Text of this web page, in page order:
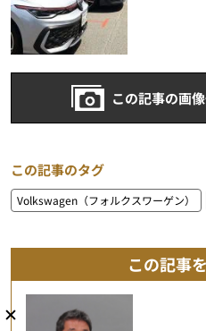
この記事の画
この記事のタグ
Volkswagen（フォルクスワーゲン）
この記事